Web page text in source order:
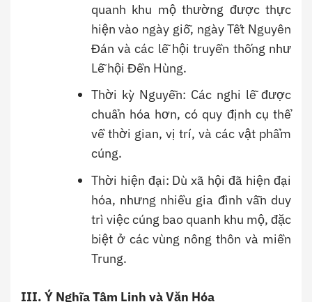
quanh khu mộ thường được thực
hiện vào ngày giỗ, ngày Tết Nguyên
Đán và các lễ hội truyền thống như
Lễ hội Đền Hùng.
Thời kỳ Nguyễn: Các nghi lễ được
chuẩn hóa hơn, có quy định cụ thể
về thời gian, vị trí, và các vật phẩm
cúng.
Thời hiện đại: Dù xã hội đã hiện đại
hóa, nhưng nhiều gia đình vẫn duy
trì việc cúng bao quanh khu mộ, đặc
biệt ở các vùng nông thôn và miền
Trung.
III. Ý Nghĩa Tâm Linh và Văn Hóa